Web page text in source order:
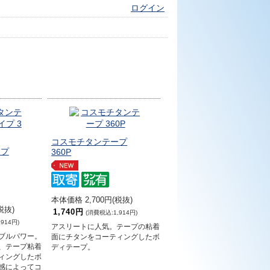
ログイン
抜)
円)
ルパワー。
テープ粘着
ングしたボ
によってコ
コスモチタンテープ
360P
本体価格 2,700円(税抜)
1,740円 (消費税込:1,914円)
アスリートに人気。テープの粘着
面にチタンをコーティングしたボ
ディテープ。